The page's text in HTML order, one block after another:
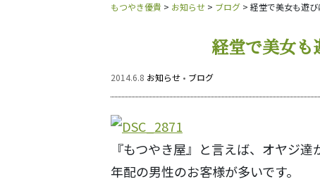
もつやき優貴 > お知らせ > ブログ > 経堂で美女も遊び
経堂で美女も
2014.6.8 お知らせ • ブログ
『もつやき屋』と言えば、オヤジ
年配の男性のお客様が多いです。